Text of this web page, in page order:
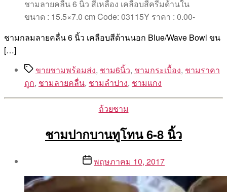
ชามลายคลื่น 6 นิ้ว สีเหลือง เคลือบสีครีมด้านใน
ขนาด : 15.5×7.0 cm Code: 03115Y ราคา : 0.00-
ชามกลมลายคลื่น 6 นิ้ว เคลือบสีด้านนอก Blue/Wave Bowl ขน
[…]
Tagsขายชามพร้อมส่ง, ชาม6นิ้ว, ชามกระเบื้อง, ชามราคา
ถูก, ชามลายคลื่น, ชามลำปาง, ชามแกง
Categories
ถ้วยชาม
ชามปากบานทูโทน 6-8 นิ้ว
By
Aea
Postพฤษภาคม 10, 2017